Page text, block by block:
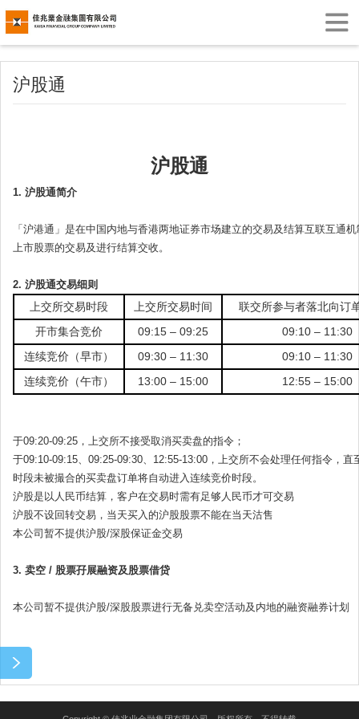
沪股通
沪股通
1. 沪股通简介
「沪港通」是在中国内地与香港两地证券市场建立的交易及结算互联互
上市股票的交易及进行结算交收。
2. 沪股通交易细则
上交所交易时段 上交所交易时间
联交所参与者落北向订
开市集合竞价
09:15 – 09:25
09:10 – 11:30
连续竞价（早市）
09:30 – 11:30
09:10 – 11:30
连续竞价（午市）
13:00 – 15:00 12:55 – 15:00
于09:20-09:25，上交所不接受取消买卖盘的指令；
于09:10-09:15、09:25-09:30、12:55-13:00，上交所不会处理任何指令，
时段未被撮合的买卖盘订单将自动进入连续竞价时段。
沪股是以人民币结算，客户在交易时需有足够人民币才可交易
沪股不设回转交易，当天买入的沪股股票不能在当天沽售
本公司暂不提供沪股/深股保证金交易
3. 卖空 / 股票孖展融资及股票借贷
本公司暂不提供沪股/深股股票进行无备兑卖空活动及内地的融资融券计划